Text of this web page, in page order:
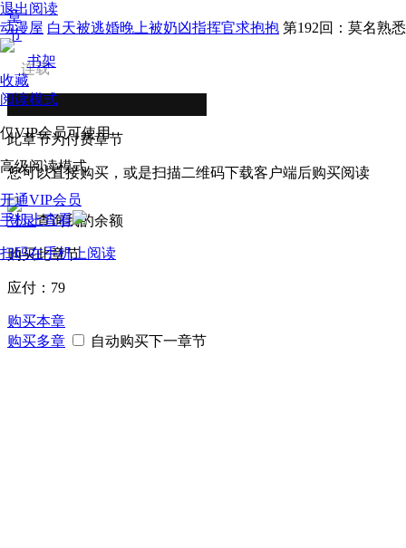
章
节
连载
退出阅读
动漫屋 白天被逃婚晚上被奶凶指挥官求抱抱 第192回：莫名熟
书架
收藏
阅读模式
仅VIP会员可使用
高级阅读模式
开通VIP会员
手机上查看
扫码在手机上阅读
此章节为付费章节
您可以直接购买，或是扫描二维码下载客户端后购买阅读
登录查询我的余额
购买此章节
应付： 79
购买本章
购买多章
自动购买下一章节